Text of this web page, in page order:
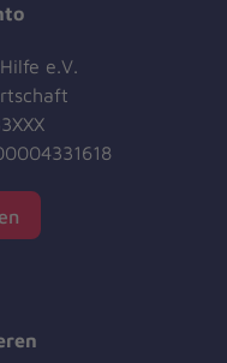
e.V.